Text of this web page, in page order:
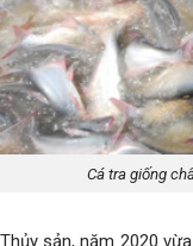
Cá tra giống
sản, năm 2020